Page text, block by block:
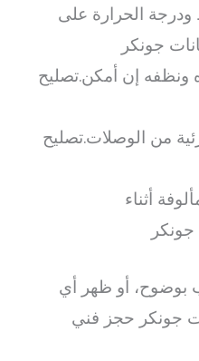
الحرارة على
جونكر
ونظفه إن أمكن.تصليح
من الوصلات.تصليح
أثناء
بوضوح، أو ظهر أي
جونكر حجز فني